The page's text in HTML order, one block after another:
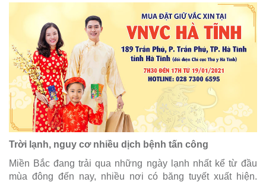
Trời lạnh, nguy cơ nhiều dịch bệnh tấn công
Miền Bắc đang trải qua những ngày lạnh nhất kể từ đầu
mùa đông đến nay, nhiều nơi có băng tuyết xuất hiện.